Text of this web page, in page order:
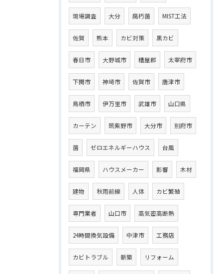
現場調査 大分 腐朽菌 MIST工法
佐賀 熊本 カビ対策 黒カビ
春日市 大野城市 糟屋郡 太宰府市
下関市 神埼市 佐賀市 唐津市
鳥栖市 伊万里市 武雄市 山口県
カーテン 筑紫野市 大分市 別府市
菌 ゼロエネルギーハウス 台風
福岡県 ハウスメーカー 影響 木材
建物 秋雨前線 人体 カビ繁殖
専門業者 山口市 高気密高断熱
24時間換気設備 中津市 工務店
カビトラブル 新築 リフォーム